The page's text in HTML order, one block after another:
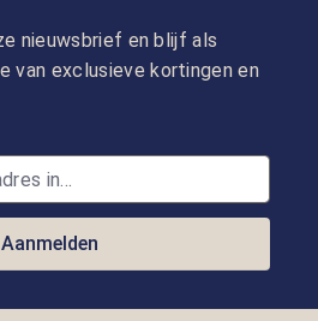
nieuwsbrief en blijf als
van exclusieve kortingen en
Aanmelden